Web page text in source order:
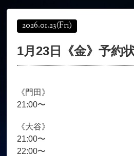
オンラインショップ
育毛コース
お客様の声
2026.01.23(Fri)
1月23日《金》予約
《門田》
21:00〜
《大谷》
21:00〜
22:00〜